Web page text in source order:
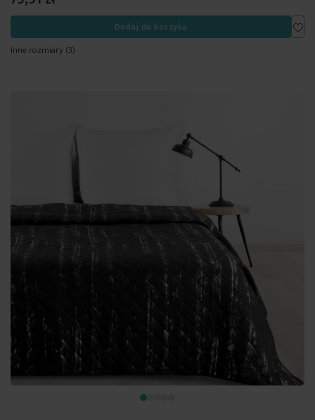
Dodaj do koszyka
Inne rozmiary(3)